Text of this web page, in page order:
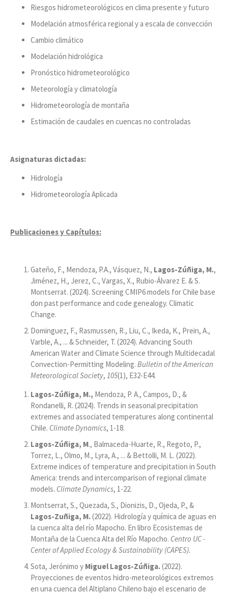
Riesgos hidrometeorológicos en clima presente y futuro
Modelación atmosférica regional y a escala de convección
Cambio climático
Modelación hidrológica
Pronóstico hidrometeorológico
Meteorología y climatología
Hidrometeorología de montaña
Estimación de caudales en cuencas no controladas
Asignaturas dictadas:
Hidrología
Hidrometeorología Aplicada
Publicaciones y Capítulos:
Gateño, F., Mendoza, P.A., Vásquez, N., Lagos-Zúñiga, M.,
Jiménez, H., Jerez, C., Vargas, X., Rubio-Álvarez E. & S.
Montserrat. (2024). Screening CMIP6 models for Chile base
don past performance and code genealogy. Climatic
Change.
Dominguez, F., Rasmussen, R., Liu, C., Ikeda, K., Prein, A.,
Varble, A., ... & Schneider, T. (2024). Advancing South
American Water and Climate Science through Multidecadal
Convection-Permitting Modeling. Bulletin of the American
Meteorological Society, 105(1), E32-E44.
Lagos-Zúñiga, M., Mendoza, P. A., Campos, D., &
Rondanelli, R. (2024). Trends in seasonal precipitation
extremes and associated temperatures along continental
Chile. Climate Dynamics, 1-18.
Lagos-Zúñiga, M., Balmaceda-Huarte, R., Regoto, P.,
Torrez, L., Olmo, M., Lyra, A., ... & Bettolli, M. L. (2022).
Extreme indices of temperature and precipitation in South
America: trends and intercomparison of regional climate
models. Climate Dynamics, 1-22.
Montserrat, S., Quezada, S., Dionizis, D., Ojeda, P., &
Lagos-Zuñiga, M.(2022). Hidrología y química de aguas en
la cuenca alta del río Mapocho. En libro Ecosistemas de
Montaña de la Cuenca Alta del Río Mapocho. Centro UC -
Center of Applied Ecology & Sustainability (CAPES).
Sota, Jerónimo y Miguel Lagos-Zúñiga.(2022).
Proyecciones de eventos hidro-meteorológicos extremos
en una cuenca del Altiplano Chileno bajo el escenario de